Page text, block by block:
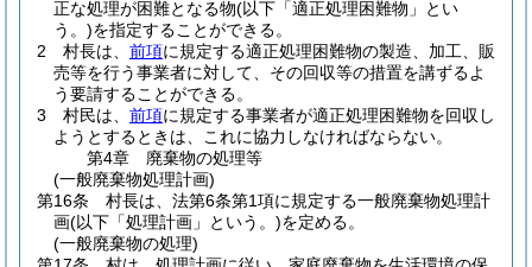
正な処理が困難となる物(以下「適正処理困難物」とい
う。)を指定することができる。
2
村長は、 前項に規定する適正処理困難物の製造、加工、販
売等を行う事業者に対して、その回収等の措置を講ずるよ
う要請することができる。
3
村民は、 前項に規定する事業者が適正処理困難物を回収し
ようとするときは、これに協力しなければならない。
第4章
廃棄物の処理等
(一般廃棄物処理計画)
第16条
村長は、法第6条第1項に規定する一般廃棄物処理計
画(以下「処理計画」という。)を定める。
(一般廃棄物の処理)